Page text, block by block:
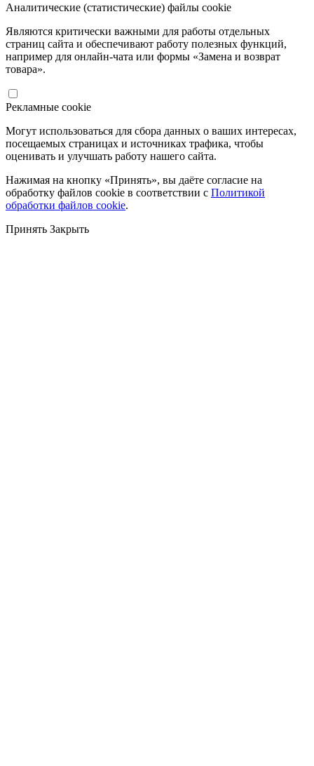
Аналитические (статистические) файлы cookie
Являются критически важными для работы отдельных
страниц сайта и обеспечивают работу полезных функций,
например для онлайн-чата или формы «Замена и возврат
товара».
Рекламные cookie
Могут использоваться для сбора данных о ваших интересах,
посещаемых страницах и источниках трафика, чтобы
оценивать и улучшать работу нашего сайта.
Нажимая на кнопку «Принять», вы даёте согласие на
обработку файлов cookie в соответствии с Политикой
обработки файлов cookie.
Принять Закрыть